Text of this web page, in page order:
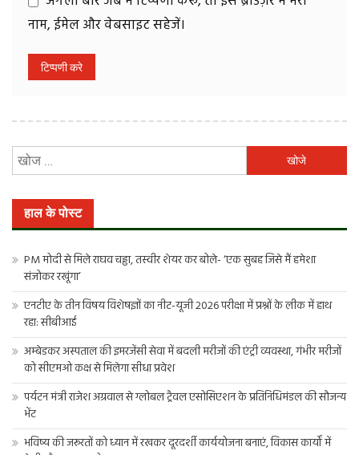
नाम, ईमेल और वेबसाइट सहेजें।
को
हाल के पोस्ट
PM मोदी से मिले राघव चड्ढा, तस्वीर शेयर कर बोले- ‘एक सुबह जिसे मैं हमेशा
संजोकर रखूंगा’
एनटीए के तीन विषय विशेषज्ञों का नीट-यूजी 2026 परीक्षा में प्रश्नों के लीक में हाथ
रहा: सीबीआई
अम्बेडकर अस्पताल की इमरजेंसी सेवा में बदली मरीजों की एंट्री व्यवस्था, गंभीर मरीजों
को सीएमओ कक्ष से मिलेगा सीधा प्रवेश
पर्यटन मंत्री राजेश अग्रवाल से ग्लोबल ट्रैवल एसोसिएशन के प्रतिनिधिमंडल की सौजन्य
भेंट
भविष्य की जरूरतों को ध्यान में रखकर दूरदर्शी कार्ययोजना बनाएं, विकास कार्यों में